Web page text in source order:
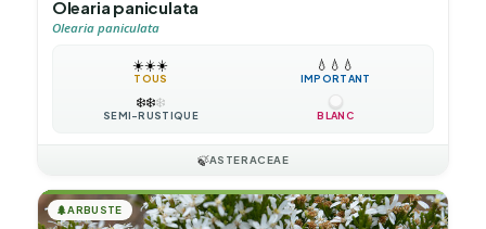
Olearia paniculata
Olearia paniculata
☀️☀️☀️
TOUS
💧 💧 💧
IMPORTANT
❄️❄️❄️
SEMI-RUSTIQUE BLANC
🍃ASTERACEAE
🌲ARBUSTE